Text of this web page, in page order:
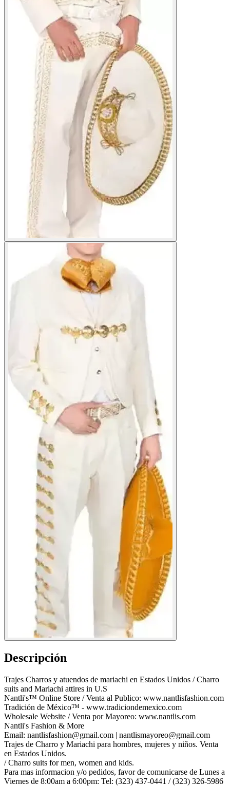
Descripción
Trajes Charros y atuendos de mariachi en Estados Unidos / Charro
suits and Mariachi attires in U.S
Nantli's™ Online Store / Venta al Publico: www.nantlisfashion.com
Tradición de México™ - www.tradiciondemexico.com
Wholesale Website / Venta por Mayoreo: www.nantlis.com
Nantli's Fashion & More
Email: nantlisfashion@gmail.com | nantlismayoreo@gmail.com
Trajes de Charro y Mariachi para hombres, mujeres y niños. Venta
en Estados Unidos.
/ Charro suits for men, women and kids.
Para mas informacion y/o pedidos, favor de comunicarse de Lunes a
Viernes de 8:00am a 6:00pm: Tel: (323) 437-0441 / (323) 326-5986